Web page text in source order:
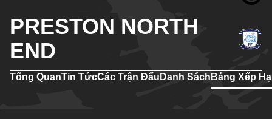
PRESTON NORTH
END
Tổng QuanTin TứcCác Trận Đấu Danh Sách Bảng Xếp